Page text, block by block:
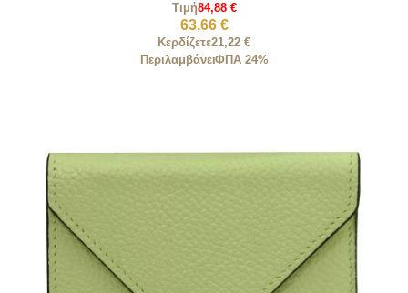
Τιμή84,88 €
63,66 €
Κερδίζετε21,22 €
ΠεριλαμβάνειΦΠΑ 24%